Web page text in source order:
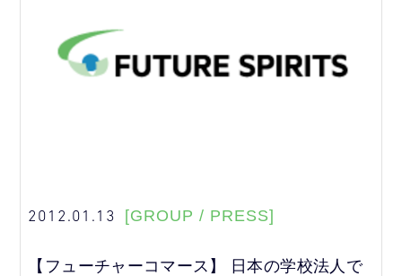
2012.01.13 [GROUP / PRESS]
【フューチャーコマース】 日本の学校法人で